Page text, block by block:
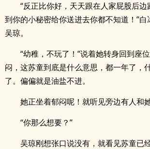
“反正比你好，天天跟在人家屁股后
到你的小秘密给你送进去你都不知道！”
吴琼。
“幼稚，不玩了！”说着她转身回到座
闷，这苏童到底是什么意思，都一年了，
了。偏偏就是油盐不进。
她正坐着郁闷呢！就听见旁边有人和她
“你那么想要？”
吴琼刚想张口说没有，就看见苏童已